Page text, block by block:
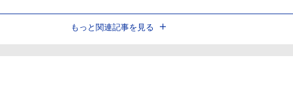
もっと関連記事を見る